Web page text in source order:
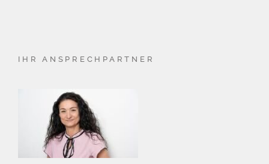
IHR ANSPRECHPARTNER